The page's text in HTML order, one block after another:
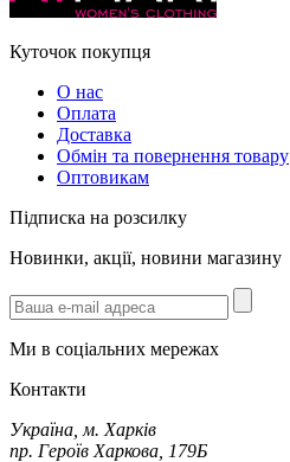
Куточок покупця
О нас
Оплата
Доставка
Обмін та повернення товару
Оптовикам
Підписка на розсилку
Новинки, акції, новини магазину
Ми в соціальних мережах
Контакти
Україна, м. Харків
пр. Героїв Харкова, 179Б